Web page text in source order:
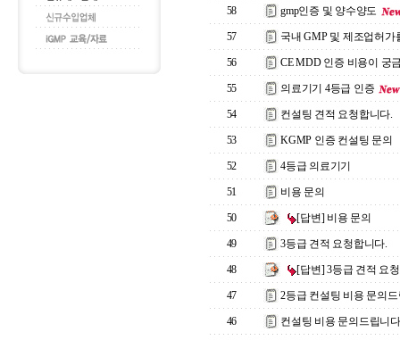
58 gmp인증 및 양수양도
57 국내 GMP 및 제조업허가
56 CE MDD 인증 비용이 궁
55 의료기기 4등급 인증
54 컨설팅 견적 요청합니다.
53 KGMP 인증 컨설팅 문의
52 4등급 의료기기
51 비용 문의
50 [답변] 비용 문의
49 3등급 견적 요청합니다.
48 [답변] 3등급 견적 요
47 2등급 컨설팅 비용 문의
46 컨설팅 비용 문의드립니